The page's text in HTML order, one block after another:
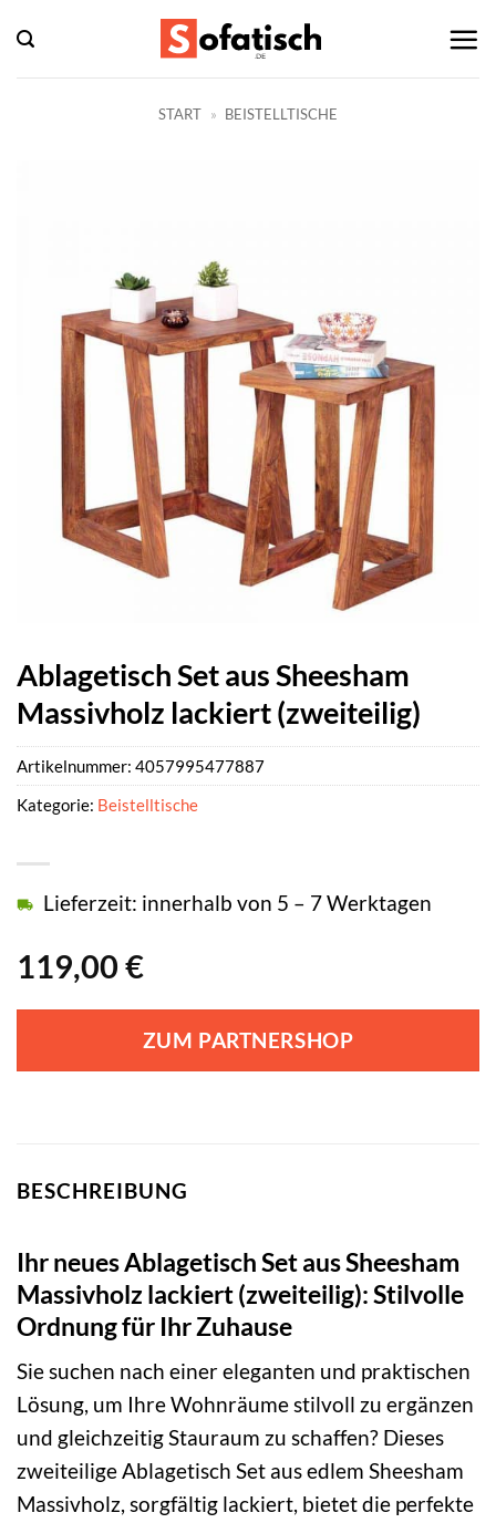
Inhalt
springen
START » BEISTELLTISCHE
Ablagetisch Set aus Sheesham
Massivholz lackiert (zweiteilig)
119,00 €
Lieferzeit: innerhalb von 5 – 7 Werktagen
ZUM PARTNERSHOP
Artikelnummer: 4057995477887
Kategorie: Beistelltische
BESCHREIBUNG
Ihr neues Ablagetisch Set aus Sheesham
Massivholz lackiert (zweiteilig): Stilvolle
Ordnung für Ihr Zuhause
Sie suchen nach einer eleganten und praktischen
Lösung, um Ihre Wohnräume stilvoll zu ergänzen
und gleichzeitig Stauraum zu schaffen? Dieses
zweiteilige Ablagetisch Set aus edlem Sheesham
Massivholz, sorgfältig lackiert, bietet die perfekte